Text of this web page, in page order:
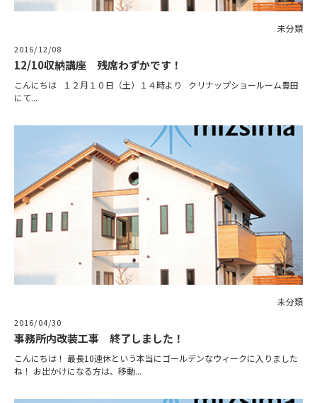
未分類
2016/12/08
12/10収納講座 残席わずかです！
こんにちは １２月１０日（土）１４時より クリナップショールーム豊田
にて...
未分類
2016/04/30
事務所内改装工事 終了しました！
こんにちは！ 最長10連休という本当にゴールデンなウィークに入りました
ね！ お出かけになる方は、移動...